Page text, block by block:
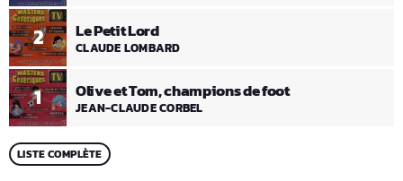
1 Olive et Tom, champions de foot
JEAN-CLAUDE CORBEL
2 Le Petit Lord
CLAUDE LOMBARD
LISTE COMPLÈTE